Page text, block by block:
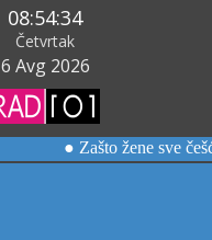
08:54:36
Četvrtak
6 Avg 2026